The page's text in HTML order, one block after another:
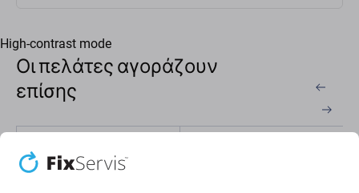
High-contrast mode
Οι πελάτες αγοράζουν
επίσης